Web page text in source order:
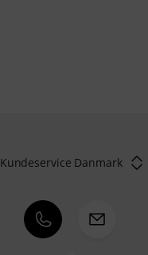
Kundeservice Danmark